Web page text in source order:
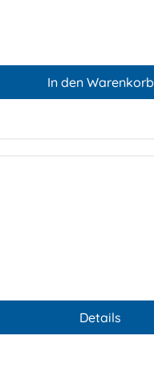
In den Warenkorb
Details